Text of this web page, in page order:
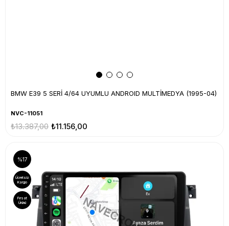
BMW E39 5 SERİ 4/64 UYUMLU ANDROID MULTİMEDYA (1995-04)
NVC-11051
₺11.156,00
₺13.387,00
%17
Ücretsiz
Kargo
Fırsat
Ürünü